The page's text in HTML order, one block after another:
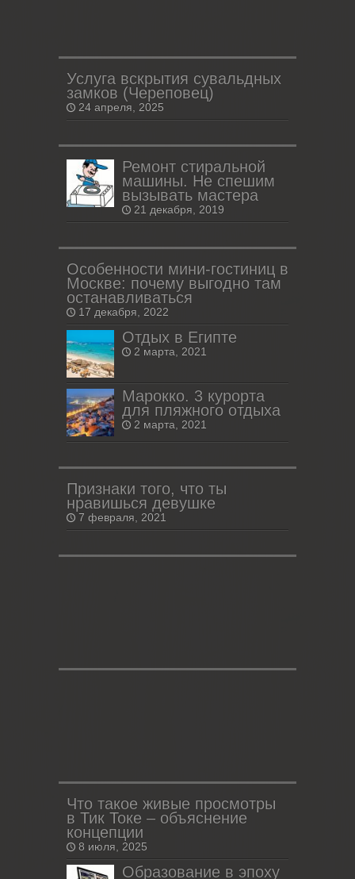
Услуга вскрытия сувальдных
замков (Череповец)
24 апреля, 2025
Ремонт стиральной
машины. Не спешим
вызывать мастера
21 декабря, 2019
Особенности мини-гостиниц в
Москве: почему выгодно там
останавливаться
17 декабря, 2022
Отдых в Египте
2 марта, 2021
Марокко. 3 курорта
для пляжного отдыха
2 марта, 2021
Признаки того, что ты
нравишься девушке
7 февраля, 2021
Что такое живые просмотры
в Тик Токе – объяснение
концепции
8 июля, 2025
Образование в эпоху